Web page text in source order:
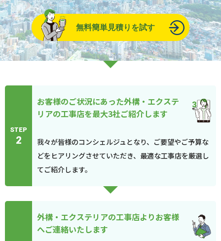
無料簡単見積りを試す
STEP
2
お客様のご状況にあった外構・エクステ
リアの工事店を最大3社ご紹介します
我々が皆様のコンシェルジュとなり、ご要望やご予算な
どをヒアリングさせていただき、最適な工事店を厳選し
てご紹介します。
外構・エクステリアの工事店よりお客様
へご連絡いたします